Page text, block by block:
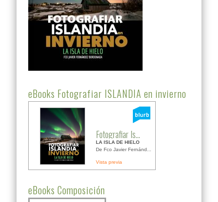
eBooks Fotografiar ISLANDIA en invierno
Fotografiar Is...
LA ISLA DE HIELO
De Fco Javier Fernánd...
Vista previa
eBooks Composición